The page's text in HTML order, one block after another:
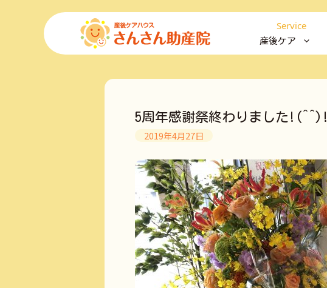
Service
産後ケア
5周年感謝祭終わりました!(^^)!
2019年4月27日